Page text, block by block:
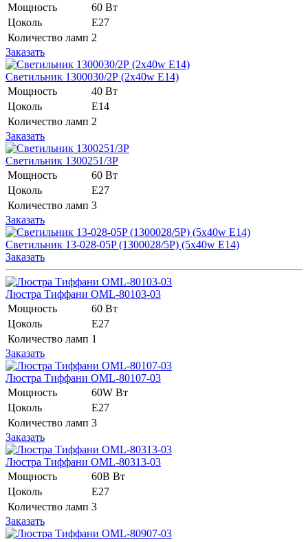
Мощность
60 Вт
Цоколь
Е27
Количество ламп 2
Заказать
Светильник 1300030/2Р (2x40w E14)
Мощность
40 Вт
Цоколь
Е14
Количество ламп 2
Заказать
Светильник 1300251/3P
Мощность
60 Вт
Цоколь
E27
Количество ламп 3
Заказать
Светильник 13-028-05P (1300028/5Р) (5x40w E14)
Заказать
Люстра Тиффани OML-80103-03
Мощность
60 Вт
Цоколь
E27
Количество ламп 1
Заказать
Люстра Тиффани OML-80107-03
Мощность
60W Вт
Цоколь
E27
Количество ламп 3
Заказать
Люстра Тиффани OML-80313-03
Мощность
60В Вт
Цоколь
E27
Количество ламп 3
Заказать